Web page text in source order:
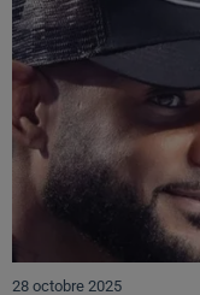
28 octobre 2025